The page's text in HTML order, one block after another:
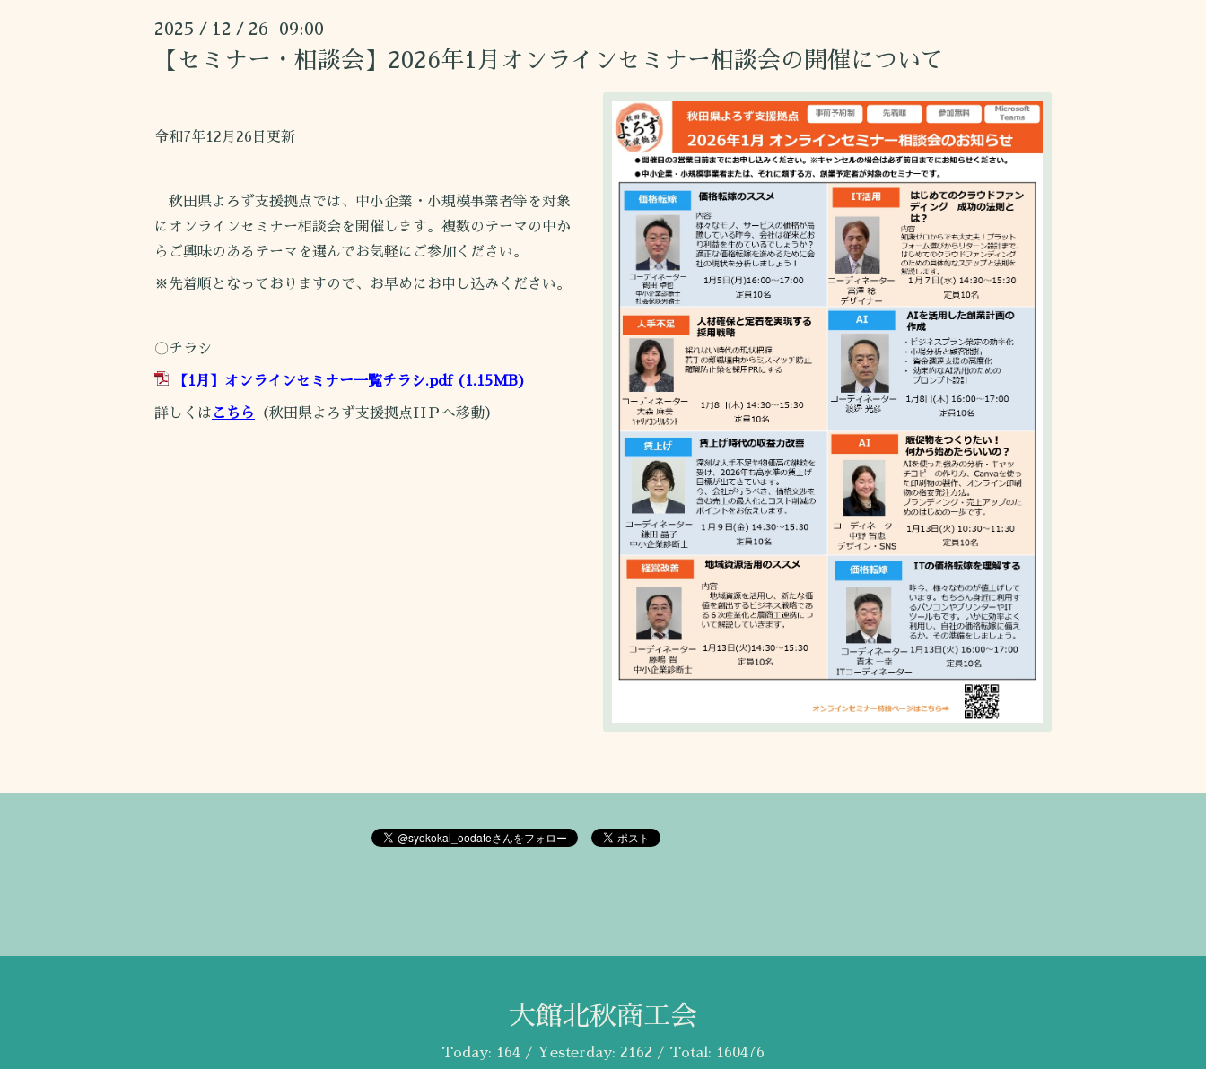
2025 / 12 / 26 09:00
【セミナー・相談会】2026年1月オンラインセミナー相談会の開催について
令和7年12月26日更新
秋田県よろず支援拠点では、中小企業・小規模事業者等を対象
にオンラインセミナー相談会を開催します。複数のテーマの中か
らご興味のあるテーマを選んでお気軽にご参加ください。
※先着順となっておりますので、お早めにお申し込みください。
〇チラシ
【1月】オンラインセミナー一覧チラシ.pdf(1.15MB)
詳しくは こちら （秋田県よろず支援拠点ＨＰへ移動）
大館北秋商工会
Today: 164 / Yesterday: 2162 / Total: 160476